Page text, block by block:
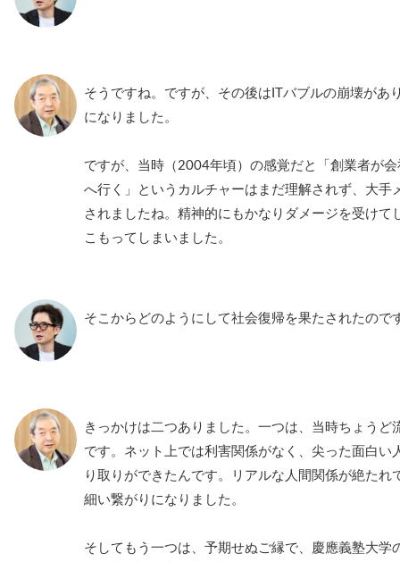
そうですね。ですが、その後はITバブルの崩壊があ
になりました。
ですが、当時（2004年頃）の感覚だと「創業者が
へ行く」というカルチャーはまだ理解されず、大手
されましたね。精神的にもかなりダメージを受けて
こもってしまいました。
そこからどのようにして社会復帰を果たされたので
きっかけは二つありました。一つは、当時ちょう
です。ネット上では利害関係がなく、尖った面白い
り取りができたんです。リアルな人間関係が絶たれ
細い繋がりになりました。
そしてもう一つは、予期せぬご縁で、慶應義塾大学